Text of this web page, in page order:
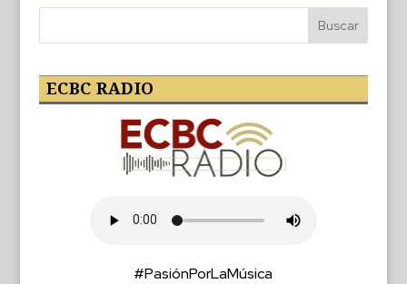
ECBC RADIO
#PasiónPorLaMúsica